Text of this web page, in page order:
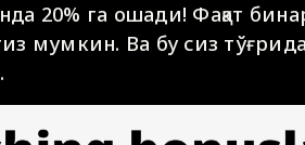
20% га ошади! Фақат
мумкин. Ва бу сиз